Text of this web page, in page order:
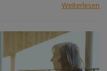
Weiterlesen